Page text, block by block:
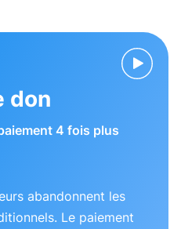
don
4 fois plus
abandonnent les
Le paiement